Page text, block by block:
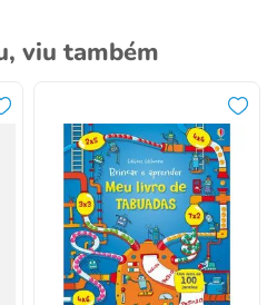
viu também